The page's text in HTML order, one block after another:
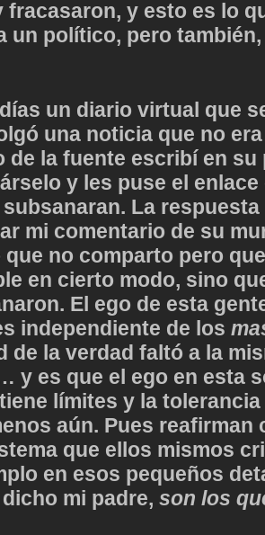
fracasaron, y esto es lo
un político, pero
un diario virtual que
una noticia que no
de la fuente escribí en
y les puse el
La
mi comentario de su
no comparto pero
en cierto modo, sino
El ego de esta
independiente de los
de la verdad faltó a la
y es que el ego en esta
límites y la
aún. Pues
que ellos mismos
en esos pequeños
mi padre, son los